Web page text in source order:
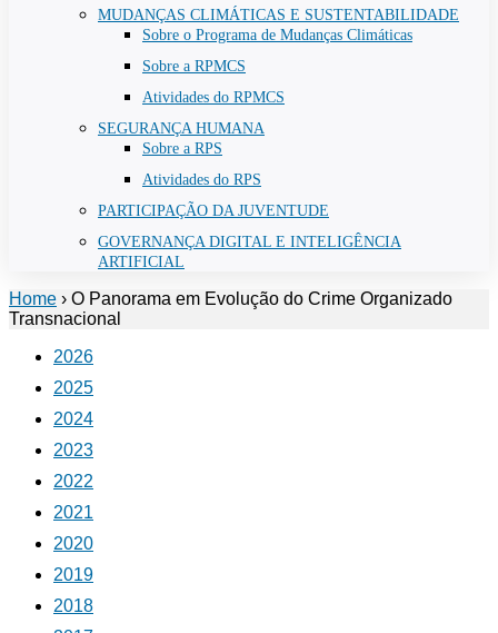
MUDANÇAS CLIMÁTICAS E SUSTENTABILIDADE
Sobre o Programa de Mudanças Climáticas
Sobre a RPMCS
Atividades do RPMCS
SEGURANÇA HUMANA
Sobre a RPS
Atividades do RPS
PARTICIPAÇÃO DA JUVENTUDE
GOVERNANÇA DIGITAL E INTELIGÊNCIA
ARTIFICIAL
Home › O Panorama em Evolução do Crime Organizado
Transnacional
2026
2025
2024
2023
2022
2021
2020
2019
2018